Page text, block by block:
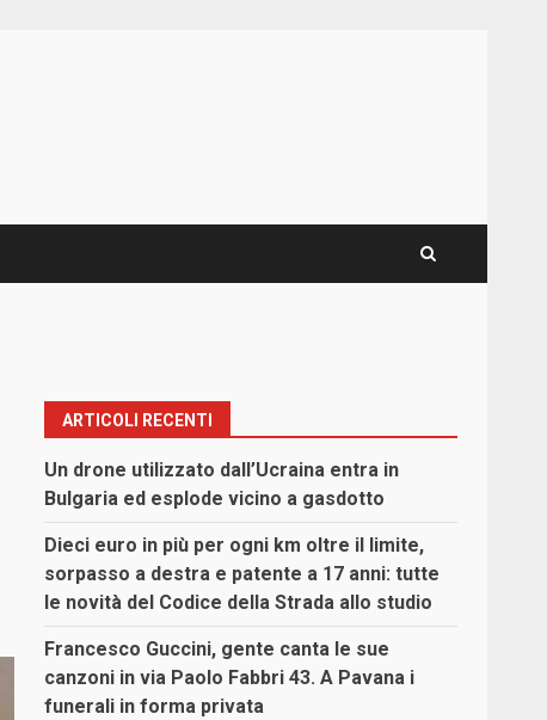
ARTICOLI RECENTI
Un drone utilizzato dall’Ucraina entra in
Bulgaria ed esplode vicino a gasdotto
Dieci euro in più per ogni km oltre il limite,
sorpasso a destra e patente a 17 anni: tutte
le novità del Codice della Strada allo studio
Francesco Guccini, gente canta le sue
canzoni in via Paolo Fabbri 43. A Pavana i
funerali in forma privata